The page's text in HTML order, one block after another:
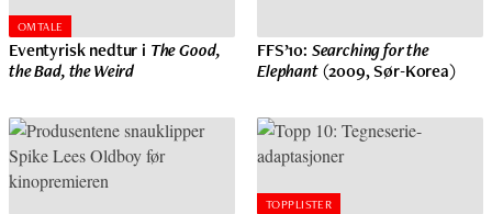
OMTALE
Eventyrisk nedtur i The Good,
the Bad, the Weird
FFS’10: Searching for the
Elephant(2009, Sør-Korea)
TOPPLISTER